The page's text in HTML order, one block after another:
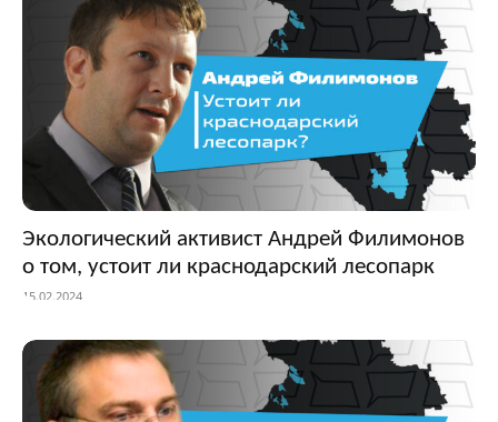
Экологический активист Андрей Филимонов
о том, устоит ли краснодарский лесопарк
15.02.2024